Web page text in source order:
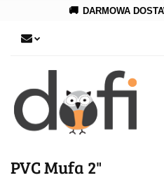
🚚 DARMOWA
PVC Mufa 2"